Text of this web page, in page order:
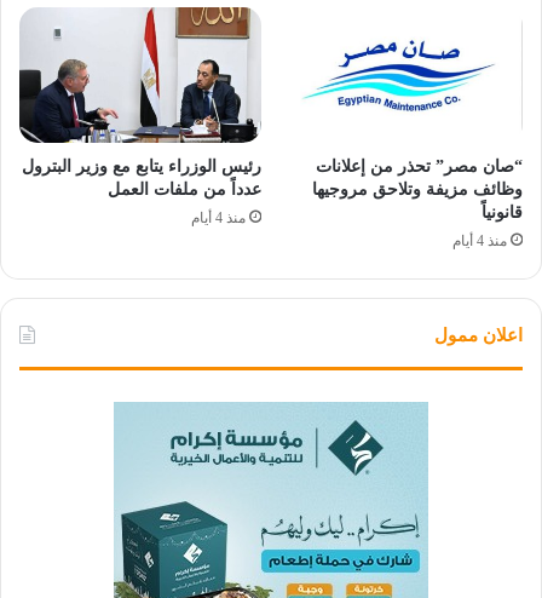
“صان مصر” تحذر من إعلانات
وظائف مزيفة وتلاحق مروجيها
قانونياً
منذ 4 أيام
رئيس الوزراء يتابع مع وزير البترول
عدداً من ملفات العمل
منذ 4 أيام
اعلان ممول